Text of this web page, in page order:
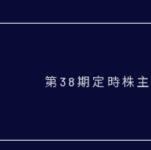
第38期定時株